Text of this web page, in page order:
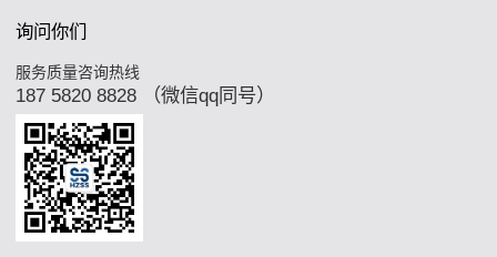
询问你们
服务质量咨询热线
187 5820 8828 （微信qq同号）